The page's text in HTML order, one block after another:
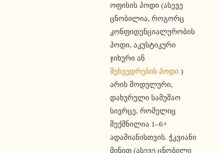
ოფისის პოდი (ასევე
ცნობილია, როგორც
კონფიდენციალურობის
პოდი, აკუსტიკური
ჯიხური ან
შეხვედრების პოდი )
არის მოდულური,
დახურული სამუშაო
სივრცე, რომელიც
შექმნილია 1–6+
ადამიანისთვის. ჭკვიანი
მინით (ასევე ცნობილი